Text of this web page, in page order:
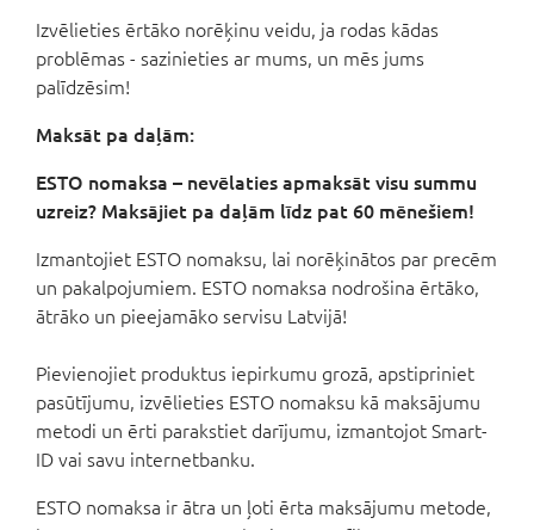
Izvēlieties ērtāko norēķinu veidu, ja rodas kādas
problēmas - sazinieties ar mums, un mēs jums
palīdzēsim!
Maksāt pa daļām:
ESTO nomaksa – nevēlaties apmaksāt visu summu
uzreiz? Maksājiet pa daļām līdz pat 60 mēnešiem!
Izmantojiet ESTO nomaksu, lai norēķinātos par precēm
un pakalpojumiem. ESTO nomaksa nodrošina ērtāko,
ātrāko un pieejamāko servisu Latvijā!
Pievienojiet produktus iepirkumu grozā, apstipriniet
pasūtījumu, izvēlieties ESTO nomaksu kā maksājumu
metodi un ērti parakstiet darījumu, izmantojot Smart-
ID vai savu internetbanku.
ESTO nomaksa ir ātra un ļoti ērta maksājumu metode,